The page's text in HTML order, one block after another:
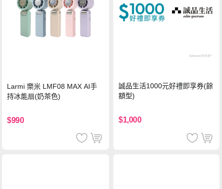
Larmi 樂米 LMF08 MAX AI手
持冰能扇(奶茶色)
$990
誠品生活1000元好禮即享券(餘
額型)
$1,000